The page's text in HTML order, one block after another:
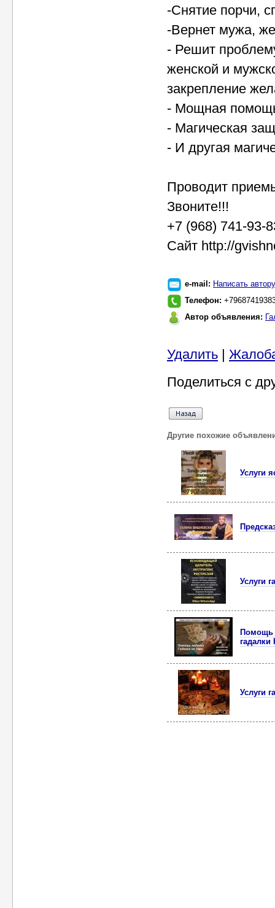
-Снятие порчи,
-Вернет мужа,
- Решит
женской и
закрепление
- Мощная
- Магическая
- И другая
Проводит
Звоните!!!
+7 (968) 741-93-
Сайт http://
e-mail: Написать автору
Телефон:
Автор объявления:
Удалить |
Поделиться с
Другие похожие
Услуги
Услуги
Помощь
гадалки
Услуги